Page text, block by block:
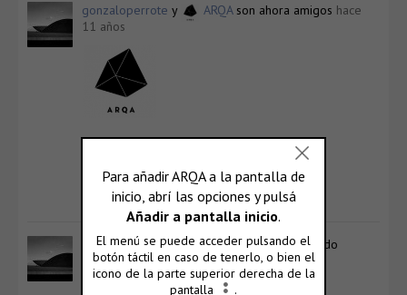
gonzaloperrote y ARQAson ahora amigos hace
11 años
ARQA
Ver Perfil
gonzaloperroteahora es un usuario registrado
hace 11 años